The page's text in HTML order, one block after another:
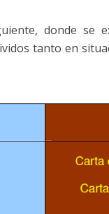
donde se
tanto en